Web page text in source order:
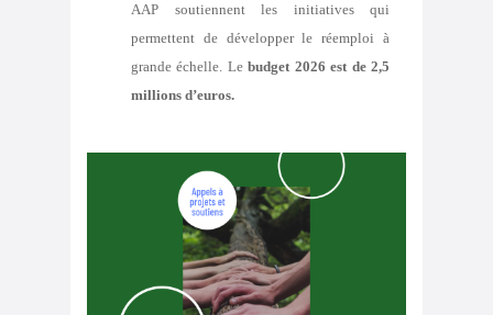
AAP soutiennent les initiatives qui
permettent de développer le réemploi à
grande échelle. Lebudget 2026 est de 2,5
millions d’euros.